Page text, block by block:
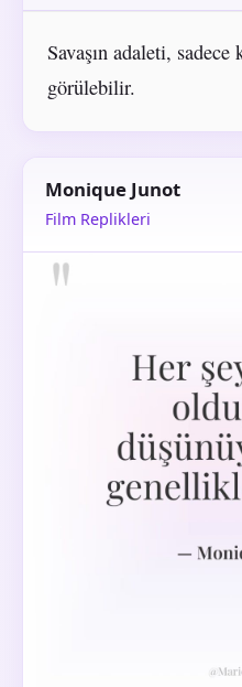
Savaşın adaleti, sadece
görülebilir.
Monique Junot
Film Replikleri